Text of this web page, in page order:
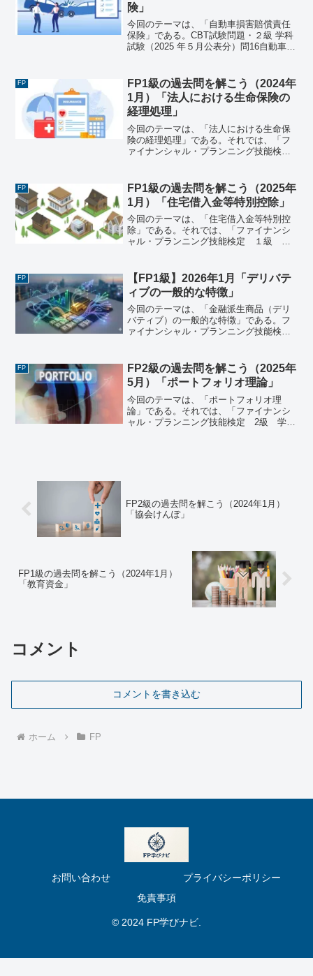
険」
今回のテーマは、「自動車損害賠償責任
保険」である。CBT試験問題・２級 学科
試験（2025 年５月公表分）問16自動車損
不適切なものはどれか。1) 原動機付自転
車は、自...
FP
FP1級の過去問を解こう（2024年
1月）「法人における生命保険の
経理処理」
今回のテーマは、「法人における生命保
険の経理処理」である。それでは、「フ
ァイナンシャル・プランニング技能検
ャレンジしてみよう。ファイナンシャ
ル・プランニング技能...
FP
FP1級の過去問を解こう（2025年
1月）「住宅借入金等特別控除」
今回のテーマは、「住宅借入金等特別控
除」である。それでは、「ファイナンシ
ャル・プランニング技能検定 １級 学
してみよう。ファイナンシャル・プラン
ニング技能検定 １級...
FP
【FP1級】2026年1月「デリバテ
ィブの一般的な特徴」
今回のテーマは、「金融派生商品（デリ
バティブ）の一般的な特徴」である。フ
ァイナンシャル・プランニング技能検
リバティブ）の一般的な特徴に関する次
の記述のうち、...
FP
FP2級の過去問を解こう（2025年
5月）「ポートフォリオ理論」
今回のテーマは、「ポートフォリオ理
論」である。それでは、「ファイナンシ
ャル・プランニング技能検定 2級 学科
FP2級の過去問を解こう（2024年1月）
「協会けんぽ」
FP1級の過去問を解こう（2024年1月）
「教育資金」
コメント
コメントを書き込む
ホーム FP
お問い合わせ
プライバシーポリシー
免責事項
© 2024 FP学びナビ.